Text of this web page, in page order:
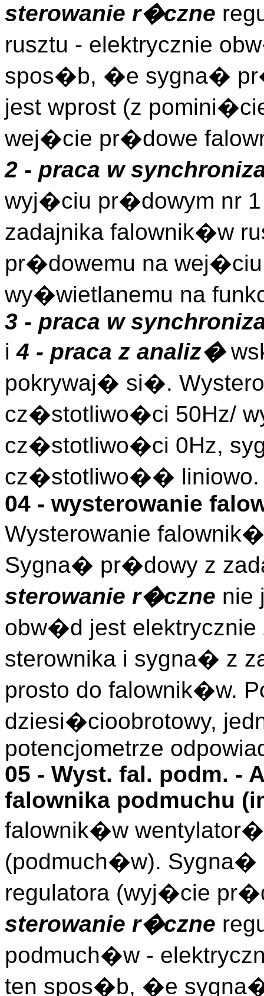
sterowanie r�czne
rusztu - elektrycznie
spos�b, �e sygna�
jest wprost (z
wej�cie pr�dowe
2 - praca w
wyj�ciu pr�dowym nr
zadajnika falownik�w
pr�dowemu na wej�ciu
wy�wietlanemu na
3 - praca w
i4 - praca z analiz�
pokrywaj� si�.
cz�stotliwo�ci 50Hz/
cz�stotliwo�ci 0Hz,
cz�stotliwo�� liniowo.
04 - wysterowanie
Wysterowanie
Sygna� pr�dowy z
sterowanie r�czne nie
obw�d jest
sterownika i sygna� z
prosto do falownik�w.
dziesi�cioobrotowy,
potencjometrze
05 - Wyst. fal. podm. -
falownika podmuchu (
falownik�w
(podmuch�w).
regulatora (wyj�cie
sterowanie r�czne
podmuch�w -
ten spos�b, �e